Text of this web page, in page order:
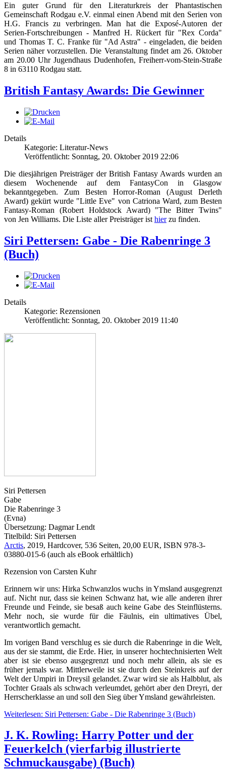
Ein guter Grund für den Literaturkreis der Phantastischen
Gemeinschaft Rodgau e.V. einmal einen Abend mit den Serien von
H.G. Francis zu verbringen. Man hat die Exposé-Autoren der
Serien-Fortschreibungen - Manfred H. Rückert für "Rex Corda"
und Thomas T. C. Franke für "Ad Astra" - eingeladen, die beiden
Serien näher vorzustellen. Die Veranstaltung findet am 26. Oktober
am 20.00 Uhr Jugendhaus Dudenhofen, Freiherr-vom-Stein-Straße
8 in 63110 Rodgau statt.
British Fantasy Awards: Die Gewinner
Details
Kategorie: Literatur-News
Veröffentlicht: Sonntag, 20. Oktober 2019 22:06
Die diesjährigen Preisträger der British Fantasy Awards wurden an
diesem Wochenende auf dem FantasyCon in Glasgow
bekanntgegeben. Zum Besten Horror-Roman (August Derleth
Award) gekürt wurde "Little Eve" von Catriona Ward, zum Besten
Fantasy-Roman (Robert Holdstock Award) "The Bitter Twins"
von Jen Williams. Die Liste aller Preisträger ist hierzu finden.
Siri Pettersen: Gabe - Die Rabenringe 3
(Buch)
Details
Kategorie: Rezensionen
Veröffentlicht: Sonntag, 20. Oktober 2019 11:40
Siri Pettersen
Gabe
Die Rabenringe 3
(Evna)
Übersetzung: Dagmar Lendt
Titelbild: Siri Pettersen
Arctis, 2019, Hardcover, 536 Seiten, 20,00 EUR, ISBN 978-3-
03880-015-6 (auch als eBook erhältlich)
Rezension von Carsten Kuhr
Erinnern wir uns: Hirka Schwanzlos wuchs in Ymsland ausgegrenzt
auf. Nicht nur, dass sie keinen Schwanz hat, wie alle anderen ihrer
Freunde und Feinde, sie besaß auch keine Gabe des Steinflüsterns.
Mehr noch, sie wurde für die Fäulnis, ein ultimatives Übel,
verantwortlich gemacht.
Im vorigen Band verschlug es sie durch die Rabenringe in die Welt,
aus der sie stammt, die Erde. Hier, in unserer hochtechnisierten Welt
aber ist sie ebenso ausgegrenzt und noch mehr allein, als sie es
früher jemals war. Mittlerweile ist sie durch den Steinkreis auf der
Welt der Umpiri in Dreysil gelandet. Zwar wird sie als Halbblut, als
Tochter Graals als schwach verleumdet, gehört aber den Dreyri, der
Herrscherklasse an und soll den Sieg über Ymsland gewährleisten.
Weiterlesen: Siri Pettersen: Gabe - Die Rabenringe 3 (Buch)
J. K. Rowling: Harry Potter und der
Feuerkelch (vierfarbig illustrierte
Schmuckausgabe) (Buch)